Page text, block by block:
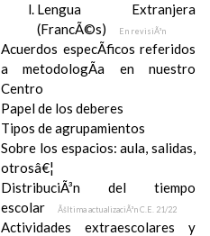
Lengua Extranjera
(FrancÃ©s)
En revisiÃ³n
Acuerdos especÃ­ficos referidos
a metodologÃ­a en nuestro
Centro
Papel de los deberes
Tipos de agrupamientos
Sobre los espacios: aula, salidas,
otrosâ€¦
DistribuciÃ³n del tiempo
escolar
Ãšltima actualizaciÃ³n C.E. 21/22
Actividades extraescolares y